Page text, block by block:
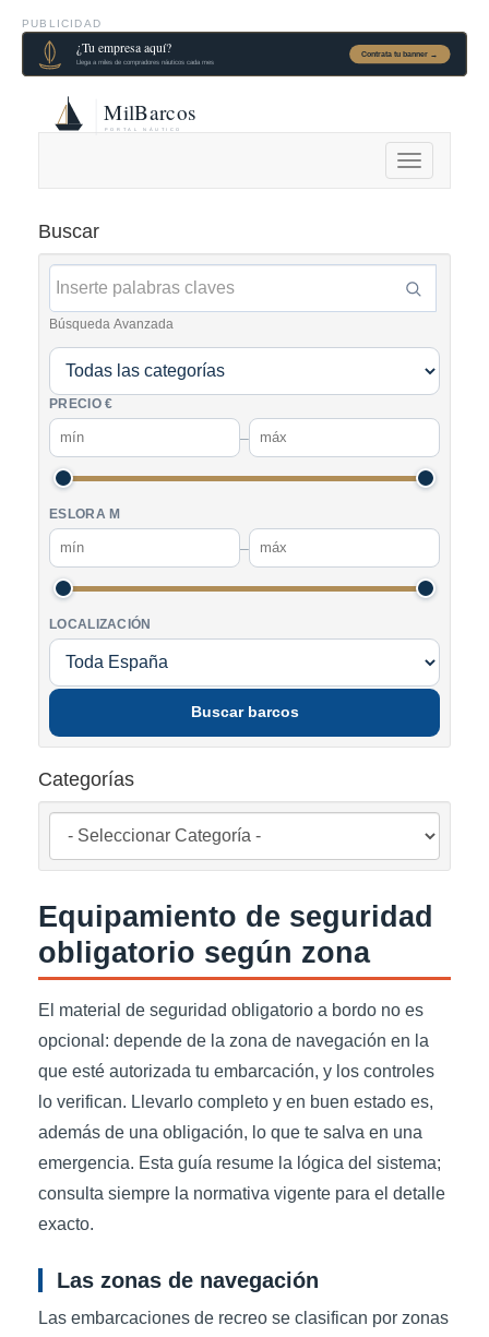
PUBLICIDAD
Alternar
navegación
Buscar
Búsqueda Avanzada
PRECIO €
–
ESLORA M
–
LOCALIZACIÓN
Buscar barcos
Categorías
Equipamiento de seguridad
obligatorio según zona
El material de seguridad obligatorio a bordo no es
opcional: depende de la zona de navegación en la
que esté autorizada tu embarcación, y los controles
lo verifican. Llevarlo completo y en buen estado es,
además de una obligación, lo que te salva en una
emergencia. Esta guía resume la lógica del sistema;
consulta siempre la normativa vigente para el detalle
exacto.
Las zonas de navegación
Las embarcaciones de recreo se clasifican por zonas